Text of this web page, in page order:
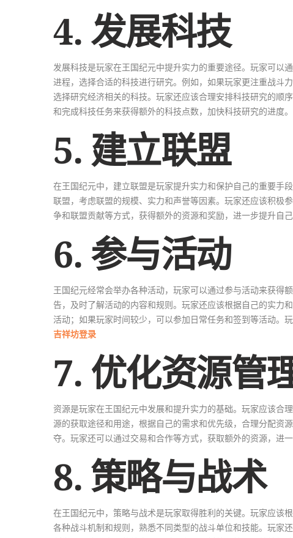
4. 发展科技
发展科技是玩家在王国纪元中提升实力的重要途径。玩家可以
进程，选择合适的科技进行研究。例如，如果玩家更注重战斗
选择研究经济相关的科技。玩家还应该合理安排科技研究的顺
和完成科技任务来获得额外的科技点数，加快科技研究的进度。
5. 建立联盟
在王国纪元中，建立联盟是玩家提升实力和保护自己的重要手
联盟，考虑联盟的规模、实力和声誉等因素。玩家还应该积极
争和联盟贡献等方式，获得额外的资源和奖励，进一步提升自己
6. 参与活动
王国纪元经常会举办各种活动，玩家可以通过参与活动来获得
告，及时了解活动的内容和规则。玩家还应该根据自己的实力
活动；如果玩家时间较少，可以参加日常任务和签到等活动。
吉祥坊登录
7. 优化资源管
资源是玩家在王国纪元中发展和提升实力的基础。玩家应该合
源的获取途径和用途，根据自己的需求和优先级，合理分配资
夺。玩家还可以通过交易和合作等方式，获取额外的资源，进一
8. 策略与战术
在王国纪元中，策略与战术是玩家取得胜利的关键。玩家应该
各种战斗机制和规则，熟悉不同类型的战斗单位和技能。玩家